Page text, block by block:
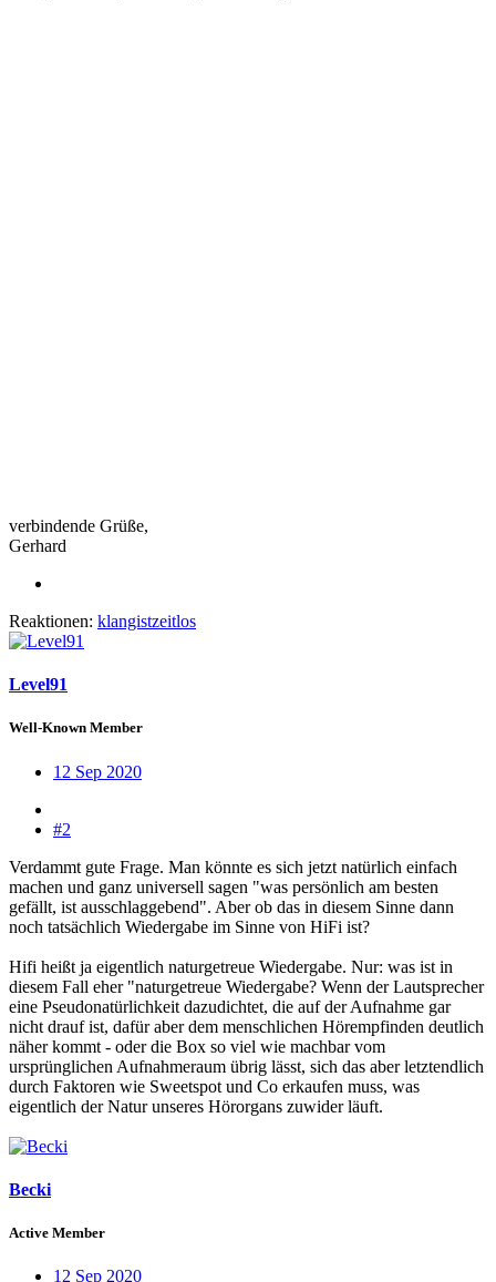
verbindende Grüße,
Gerhard
Reaktionen: klangistzeitlos
Level91
Well-Known Member
12 Sep 2020
#2
Verdammt gute Frage. Man könnte es sich jetzt natürlich einfach
machen und ganz universell sagen "was persönlich am besten
gefällt, ist ausschlaggebend". Aber ob das in diesem Sinne dann
noch tatsächlich Wiedergabe im Sinne von HiFi ist?
Hifi heißt ja eigentlich naturgetreue Wiedergabe. Nur: was ist in
diesem Fall eher "naturgetreue Wiedergabe? Wenn der Lautsprecher
eine Pseudonatürlichkeit dazudichtet, die auf der Aufnahme gar
nicht drauf ist, dafür aber dem menschlichen Hörempfinden deutlich
näher kommt - oder die Box so viel wie machbar vom
ursprünglichen Aufnahmeraum übrig lässt, sich das aber letztendlich
durch Faktoren wie Sweetspot und Co erkaufen muss, was
eigentlich der Natur unseres Hörorgans zuwider läuft.
Becki
Active Member
12 Sep 2020